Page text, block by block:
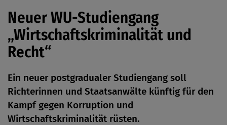
Artikel auf Xing teilen
Artikel auf linkedIn teilen
Artikel auf Facebook teilen
Artikellink kopieren
Artikel per Mail teilen
Neuer WU-Studiengang
„Wirtschaftskriminalität und
Recht“
Ein neuer postgradualer Studiengang soll
Richterinnen und Staatsanwälte künftig für den
Kampf gegen Korruption und
Wirtschaftskriminalität rüsten.